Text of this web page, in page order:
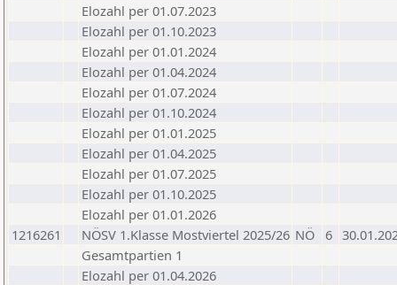
Elozahl per 01.07.2023
Elozahl per 01.10.2023
Elozahl per 01.01.2024
Elozahl per 01.04.2024
Elozahl per 01.07.2024
Elozahl per 01.10.2024
Elozahl per 01.01.2025
Elozahl per 01.04.2025
Elozahl per 01.07.2025
Elozahl per 01.10.2025
Elozahl per 01.01.2026
1216261
NÖSV 1.Klasse Mostviertel 2025/26 NÖ 6
Gesamtpartien 1
Elozahl per 01.04.2026